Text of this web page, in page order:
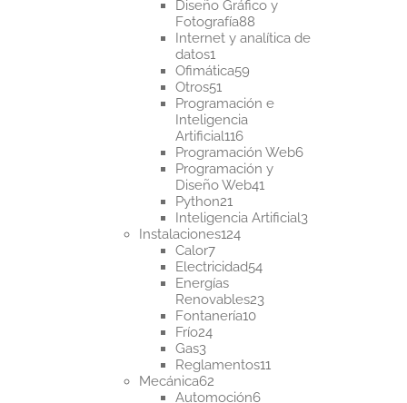
productos
Diseño Gráfico y
Fotografía8888
productos
Internet y analítica de
datos11
producto
Ofimática5959
Otros5151
productos
Programación e
Inteligencia
Artificial116116
productos
Programación Web66
Programación y
Diseño Web4141
Python2121
productos
Inteligencia Artificial33
Instalaciones124124
Calor77
productos
Electricidad5454
Energías
Renovables2323
Fontanería1010
Frío2424
Gas33
productos
Reglamentos1111
Mecánica6262
productos
Automoción66